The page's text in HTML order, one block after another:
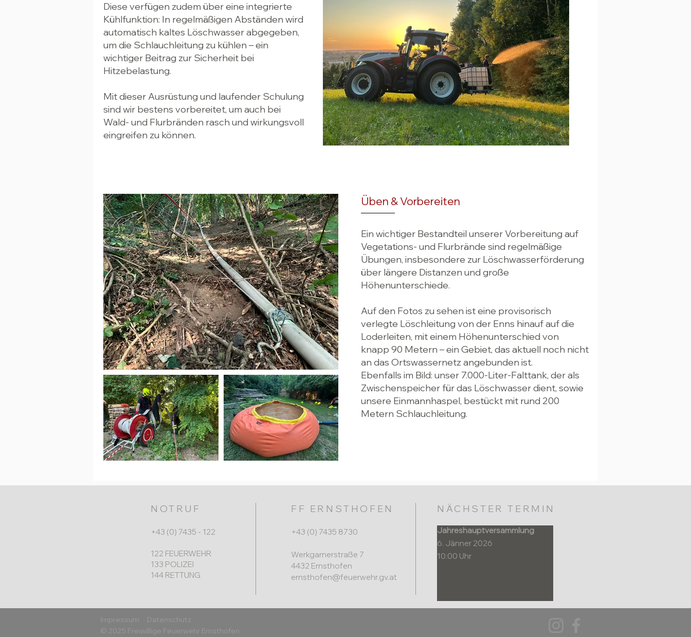
Diese verfügen zudem über eine integrierte
Kühlfunktion: In regelmäßigen Abständen wird
automatisch kaltes Löschwasser abgegeben,
um die Schlauchleitung zu kühlen – ein
wichtiger Beitrag zur Sicherheit bei
Hitzebelastung.
Mit dieser Ausrüstung und laufender Schulung
sind wir bestens vorbereitet, um auch bei
Wald- und Flurbränden rasch und wirkungsvoll
eingreifen zu können.
Üben & Vorbereiten
Ein wichtiger Bestandteil unserer Vorbereitung auf
Vegetations- und Flurbrände sind regelmäßige
Übungen, insbesondere zur Löschwasserförderung
über längere Distanzen und große
Höhenunterschiede.
Auf den Fotos zu sehen ist eine provisorisch
verlegte Löschleitung von der Enns hinauf auf die
Loderleiten, mit einem Höhenunterschied von
knapp 90 Metern – ein Gebiet, das aktuell noch nicht
an das Ortswassernetz angebunden ist.
Ebenfalls im Bild: unser 7.000-Liter-Falttank, der als
Zwischenspeicher für das Löschwasser dient, sowie
unsere Einmannhaspel, bestückt mit rund 200
Metern Schlauchleitung.
NOTRUF
+43 (0) 7435 - 122
122 FEUERWEHR
133 POLIZEI
144 RETTUNG
FF ERNSTHOFEN
+43 (0) 7435 8730
Werkgarnerstraße 7
4432 Ernsthofen​
ernsthofen@feuerwehr.gv.at
NÄCHSTER TERMIN
Jahreshauptversammlung
6. Jänner 2026
10:00 Uhr
Impressum
Datenschutz
© 2025 Freiwillige Feuerwehr Ernsthofen